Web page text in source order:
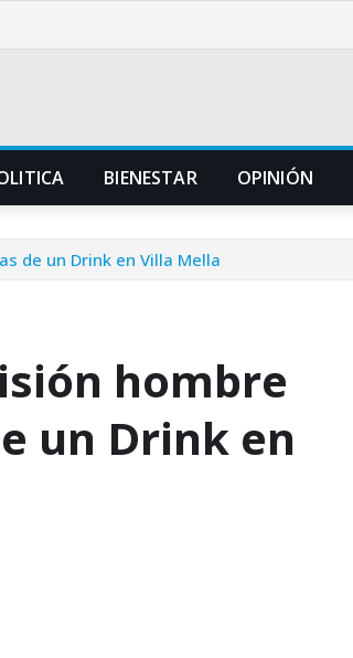
BIENESTAR OPINIÓN
de un Drink en Villa Mella
hombre
un Drink en